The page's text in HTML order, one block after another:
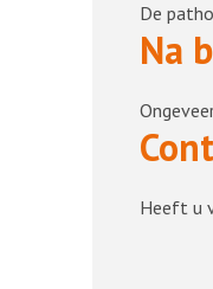
De
Na
Heeft u